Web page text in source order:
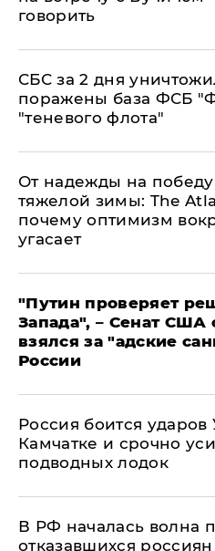
говорить
СБС за 2 дня
поражены база ФСБ
"теневого флота"
От надежды на
тяжелой зимы: The
почему оптимизм
угасает
"Путин проверяет
Запада", – Сенат США
взялся за "адские
России
Россия боится
Камчатке и срочно
подводных лодок
​В РФ началась волна
отказавшихся россиян